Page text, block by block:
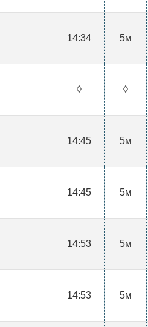
14:34 5м
◊ ◊
14:45 5м
14:45 5м
14:53 5м
14:53 5м